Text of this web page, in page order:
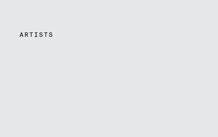
ARTISTS